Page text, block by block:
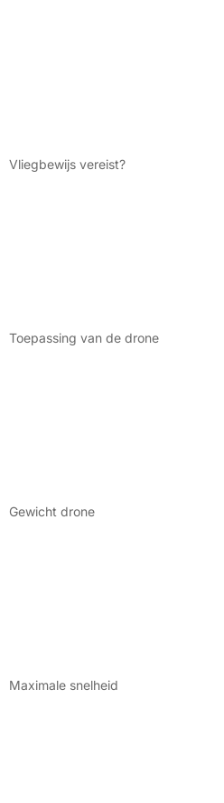
Vliegbewijs vereist?
Toepassing van de drone
Gewicht drone
Maximale snelheid